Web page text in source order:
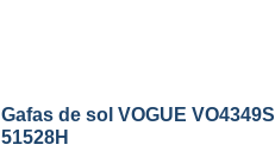
Gafas de sol VOGUE VO4349S
51528H